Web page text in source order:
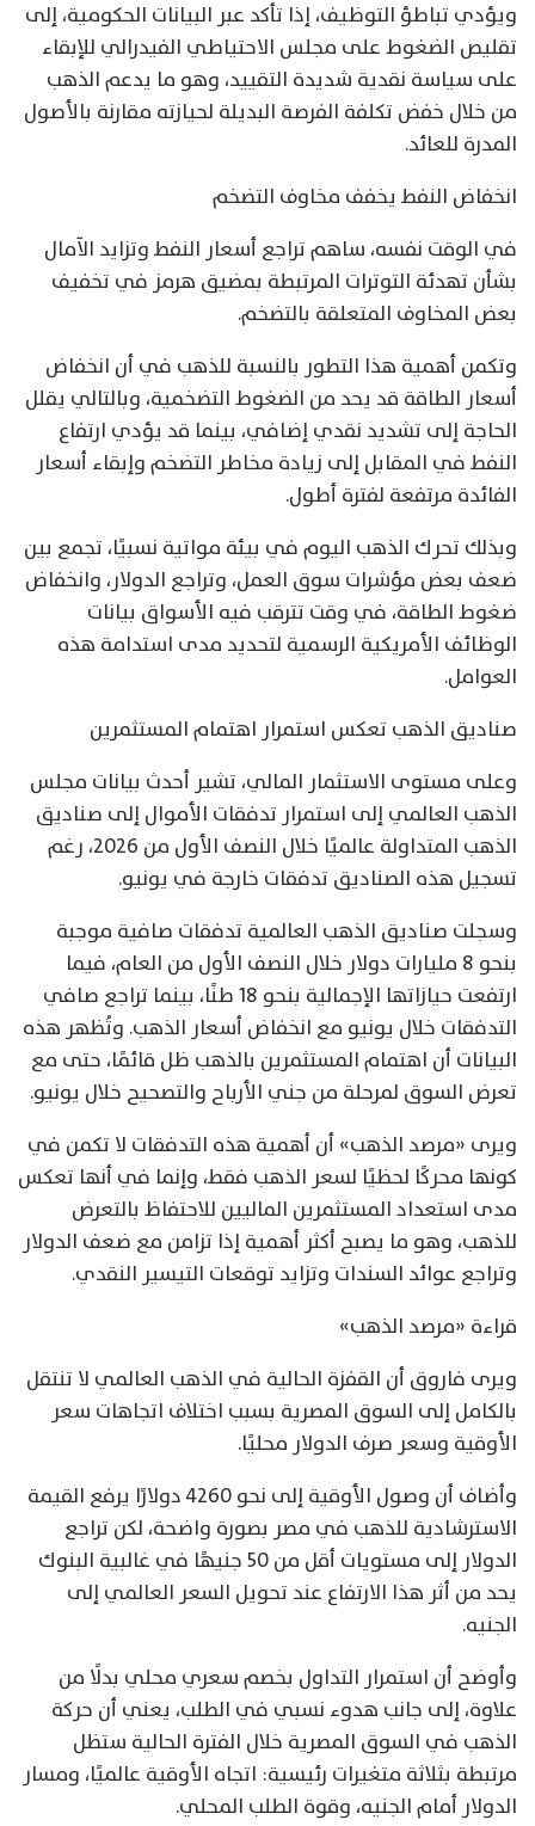
ويؤدي تباطؤ التوظيف، إذا تأكد عبر البيانات الحكومية، إلى
تقليص الضغوط على مجلس الاحتياطي الفيدرالي للإبقاء
على سياسة نقدية شديدة التقييد، وهو ما يدعم الذهب
من خلال خفض تكلفة الفرصة البديلة لحيازته مقارنة بالأصول
المدرة للعائد.
انخفاض النفط يخفف مخاوف التضخم
في الوقت نفسه، ساهم تراجع أسعار النفط وتزايد الآمال
بشأن تهدئة التوترات المرتبطة بمضيق هرمز في تخفيف
بعض المخاوف المتعلقة بالتضخم.
وتكمن أهمية هذا التطور بالنسبة للذهب في أن انخفاض
أسعار الطاقة قد يحد من الضغوط التضخمية، وبالتالي يقلل
الحاجة إلى تشديد نقدي إضافي، بينما قد يؤدي ارتفاع
النفط في المقابل إلى زيادة مخاطر التضخم وإبقاء أسعار
الفائدة مرتفعة لفترة أطول.
وبذلك تحرك الذهب اليوم في بيئة مواتية نسبيًا، تجمع بين
ضعف بعض مؤشرات سوق العمل، وتراجع الدولار، وانخفاض
ضغوط الطاقة، في وقت تترقب فيه الأسواق بيانات
الوظائف الأمريكية الرسمية لتحديد مدى استدامة هذه
العوامل.
صناديق الذهب تعكس استمرار اهتمام المستثمرين
وعلى مستوى الاستثمار المالي، تشير أحدث بيانات مجلس
الذهب العالمي إلى استمرار تدفقات الأموال إلى صناديق
الذهب المتداولة عالميًا خلال النصف الأول من 2026، رغم
تسجيل هذه الصناديق تدفقات خارجة في يونيو.
وسجلت صناديق الذهب العالمية تدفقات صافية موجبة
بنحو 8 مليارات دولار خلال النصف الأول من العام، فيما
ارتفعت حيازاتها الإجمالية بنحو 18 طنًا، بينما تراجع صافي
التدفقات خلال يونيو مع انخفاض أسعار الذهب. وتُظهر هذه
البيانات أن اهتمام المستثمرين بالذهب ظل قائمًا، حتى مع
تعرض السوق لمرحلة من جني الأرباح والتصحيح خلال يونيو.
ويرى «مرصد الذهب» أن أهمية هذه التدفقات لا تكمن في
كونها محركًا لحظيًا لسعر الذهب فقط، وإنما في أنها تعكس
مدى استعداد المستثمرين الماليين للاحتفاظ بالتعرض
للذهب، وهو ما يصبح أكثر أهمية إذا تزامن مع ضعف الدولار
وتراجع عوائد السندات وتزايد توقعات التيسير النقدي.
قراءة «مرصد الذهب»
ويرى فاروق أن القفزة الحالية في الذهب العالمي لا تنتقل
بالكامل إلى السوق المصرية بسبب اختلاف اتجاهات سعر
الأوقية وسعر صرف الدولار محليًا.
وأضاف أن وصول الأوقية إلى نحو 4260 دولارًا يرفع القيمة
الاسترشادية للذهب في مصر بصورة واضحة، لكن تراجع
الدولار إلى مستويات أقل من 50 جنيهًا في غالبية البنوك
يحد من أثر هذا الارتفاع عند تحويل السعر العالمي إلى
الجنيه.
وأوضح أن استمرار التداول بخصم سعري محلي بدلًا من
علاوة، إلى جانب هدوء نسبي في الطلب، يعني أن حركة
الذهب في السوق المصرية خلال الفترة الحالية ستظل
مرتبطة بثلاثة متغيرات رئيسية: اتجاه الأوقية عالميًا، ومسار
الدولار أمام الجنيه، وقوة الطلب المحلي.